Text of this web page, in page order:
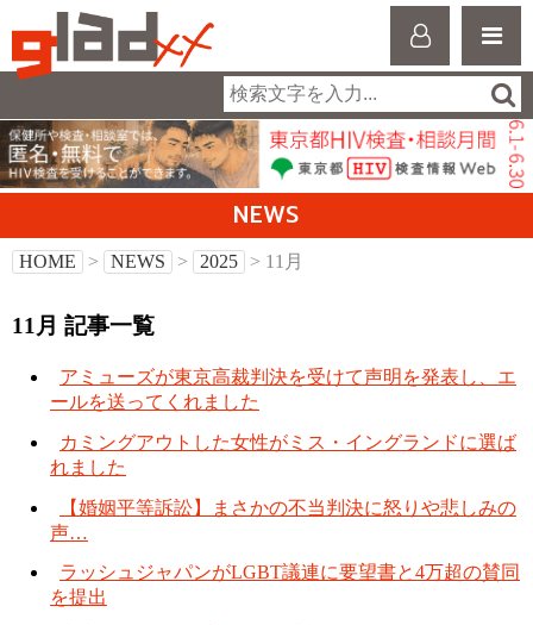
NEWS
HOME > NEWS > 2025 > 11月
11月 記事一覧
アミューズが東京高裁判決を受けて声明を発表し、エ
ールを送ってくれました
カミングアウトした女性がミス・イングランドに選ば
れました
【婚姻平等訴訟】まさかの不当判決に怒りや悲しみの
声…
ラッシュジャパンがLGBT議連に要望書と4万超の賛同
を提出